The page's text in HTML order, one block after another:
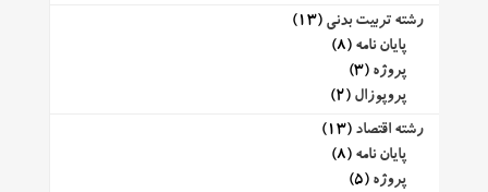
رشته تربیت بدنی (13)
پایان نامه (8)
پروژه (3)
پروپوزال (2)
رشته اقتصاد (13)
پایان نامه (8)
پروژه (5)